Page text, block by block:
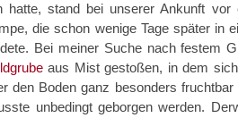
hatte, stand bei unserer Ankunft
die schon wenige Tage später in
Bei meiner Suche nach festem
aus Mist gestoßen, in dem
den Boden ganz besonders
unbedingt geborgen werden.